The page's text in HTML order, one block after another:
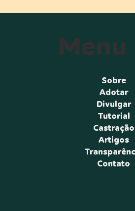
Sobre
Adotar
Divulgar
Tutorial
Castração
Artigos
Contato
Menu